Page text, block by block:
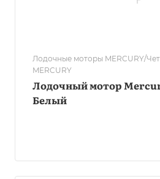
Лодочные моторы MERCURY/
MERCURY
Лодочный мотор
Белый